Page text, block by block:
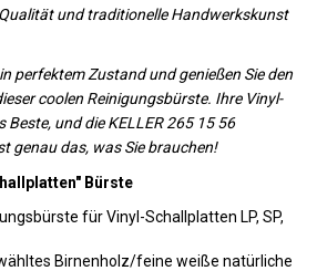
und traditionelle Handwerkskunst
perfektem Zustand und genießen Sie den
coolen Reinigungsbürste. Ihre Vinyl-
und die KELLER 265 15 56
genau das, was Sie brauchen!
Bürste
für Vinyl-Schallplatten LP, SP,
Birnenholz/feine weiße natürliche